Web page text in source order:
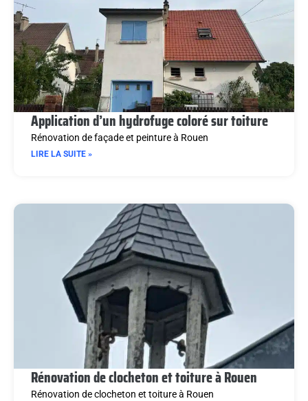
Application d’un hydrofuge coloré sur toiture
Rénovation de façade et peinture à Rouen
LIRE LA SUITE »
Rénovation de clocheton et toiture à Rouen
Rénovation de clocheton et toiture à Rouen